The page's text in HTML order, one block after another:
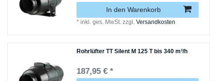
In den Warenkorb
*inkl. ges. MwSt. zzgl.Versandkosten
Rohrlüfter TT Silent M 125 T bis 340 m³/h
187,95 € *